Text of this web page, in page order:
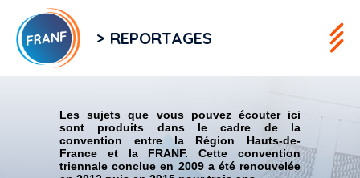
> REPORTAGES
Les sujets que vous pouvez écouter ici
sont produits dans le cadre de la
convention entre la Région Hauts-de-
France et la FRANF. Cette convention
triennale conclue en 2009 a été renouvelée